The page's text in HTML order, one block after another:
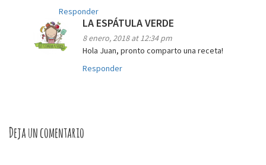
Responder
LA ESPÁTULA VERDE
8 enero, 2018 at 12:34 pm
Hola Juan, pronto comparto una receta!
Responder
Deja un comentario